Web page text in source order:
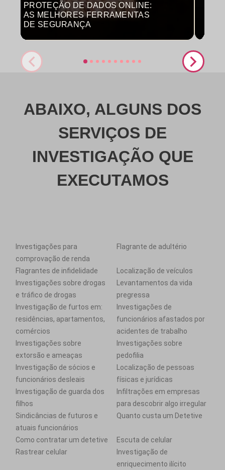
PROTEÇÃO DE DADOS ONLINE:
AS MELHORES FERRAMENTAS
DE SEGURANÇA
ABAIXO, ALGUNS DOS
SERVIÇOS DE
INVESTIGAÇÃO QUE
EXECUTAMOS
Investigações para
comprovação de renda
Flagrante de adultério
Flagrantes de infidelidade
Localização de veículos
Investigações sobre drogas
e tráfico de drogas
Levantamentos da vida
pregressa
Investigação de furtos em:
residências, apartamentos,
comércios
Investigações de
funcionários afastados por
acidentes de trabalho
Investigações sobre
extorsão e ameaças
Investigações sobre
pedofilia
Investigação de sócios e
funcionários desleais
Localização de pessoas
físicas e jurídicas
Investigação de guarda dos
filhos
Infiltrações em empresas
para descobrir algo irregular
Sindicâncias de futuros e
atuais funcionários
Quanto custa um Detetive
Como contratar um detetive
Escuta de celular
Rastrear celular
Investigação de
enriquecimento ilícito